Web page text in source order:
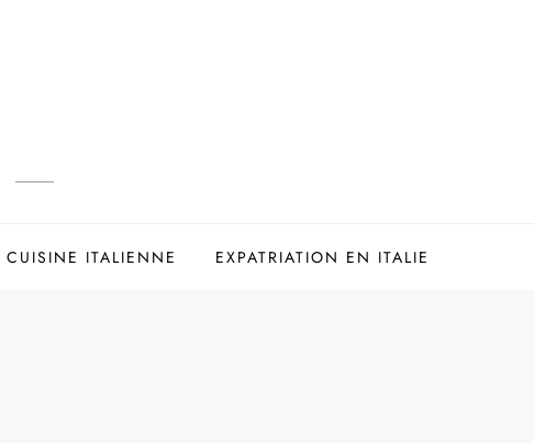
CUISINE ITALIENNE EXPATRIATION EN ITALIE